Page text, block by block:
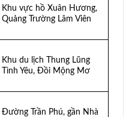
Khu vực hồ Xuân Hương,
Quảng Trường Lâm Viên
Khu du lịch Thung Lũng
Tình Yêu, Đồi Mộng Mơ
Đường Trần Phú, gần Nhà